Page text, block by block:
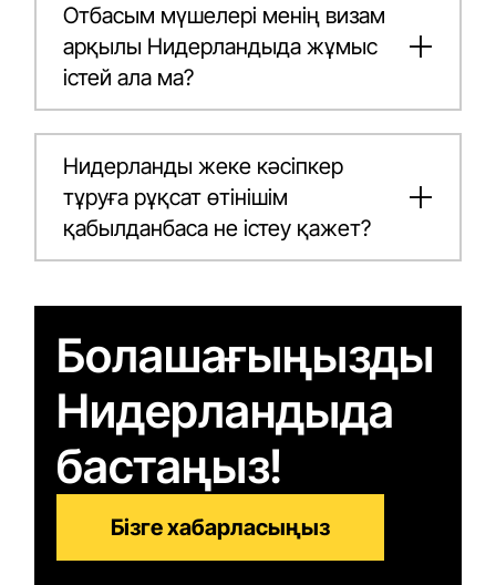
Отбасым мүшелері менің визам
арқылы Нидерландыда жұмыс
істей ала ма?
Нидерланды жеке кәсіпкер
тұруға рұқсат өтінішім
қабылданбаса не істеу қажет?
Болашағыңызды
Нидерландыда
бастаңыз!
Бізге хабарласыңыз